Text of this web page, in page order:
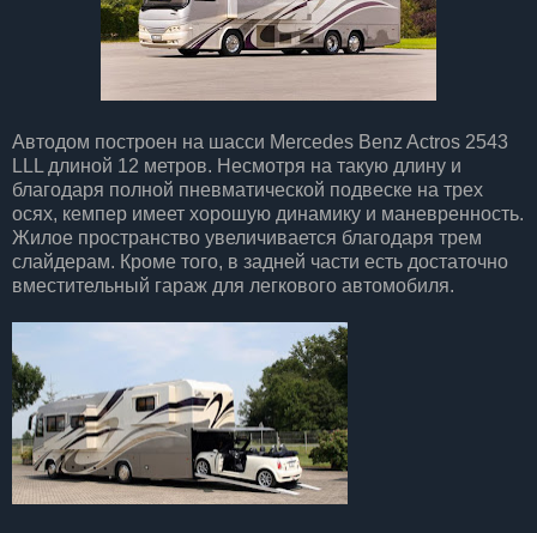
Автодом построен на шасси Mercedes Benz Actros 2543
LLL длиной 12 метров. Несмотря на такую длину и
благодаря полной пневматической подвеске на трех
осях, кемпер имеет хорошую динамику и маневренность.
Жилое пространство увеличивается благодаря трем
слайдерам. Кроме того, в задней части есть достаточно
вместительный гараж для легкового автомобиля.